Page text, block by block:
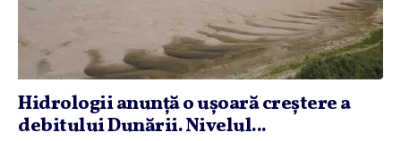
Hidrologii anunţă o uşoară creştere a
debitului Dunării. Nivelul...